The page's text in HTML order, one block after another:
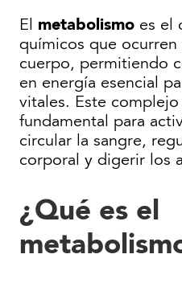
salud
El metabolismo es el
químicos que ocurren
cuerpo, permitiendo
en energía esencial
vitales. Este complejo
fundamental para
circular la sangre,
corporal y digerir los
¿Qué es el